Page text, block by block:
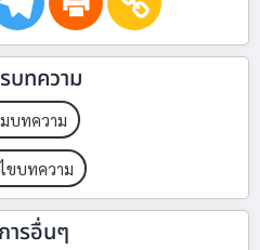
บทความ
บทความ
ขบทความ
ารอื่นๆ